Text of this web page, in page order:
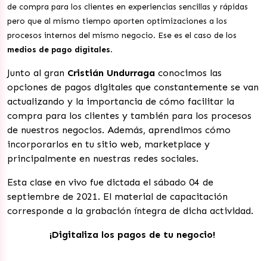
de compra para los clientes en experiencias sencillas y rápidas
pero que al mismo tiempo aporten optimizaciones a los
procesos internos del mismo negocio. Ese es el caso de los
medios de pago digitales.
Junto al gran Cristián Undurraga conocimos las
opciones de pagos digitales que constantemente se van
actualizando y la importancia de cómo facilitar la
compra para los clientes y también para los procesos
de nuestros negocios. Además, aprendimos cómo
incorporarlos en tu sitio web, marketplace y
principalmente en nuestras redes sociales.
Esta clase en vivo fue dictada el sábado 04 de
septiembre de 2021. El material de capacitación
corresponde a la grabación íntegra de dicha actividad.
¡Digitaliza los pagos de tu negocio!